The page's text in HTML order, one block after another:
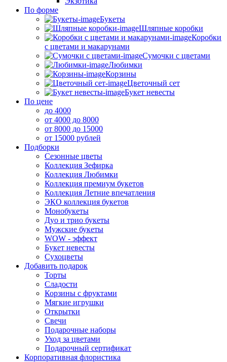
По форме
Букеты
Шляпные коробки
Коробки
с цветами и макарунами
Сумочки с цветами
Любимки
Корзины
Цветочный сет
Букет невесты
По цене
до 4000
от 4000 до 8000
от 8000 до 15000
от 15000 рублей
Подборки
Сезонные цветы
Коллекция Зефирка
Коллекция Любимки
Коллекция премиум букетов
Коллекция Летние впечатления
ЭКО коллекция букетов
Монобукеты
Дуо и трио букеты
Мужские букеты
WOW - эффект
Букет невесты
Сухоцветы
Добавить подарок
Торты
Сладости
Корзины с фруктами
Мягкие игрушки
Открытки
Свечи
Подарочные наборы
Уход за цветами
Подарочный сертификат
Корпоративная флористика